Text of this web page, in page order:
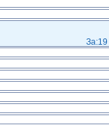
За:19